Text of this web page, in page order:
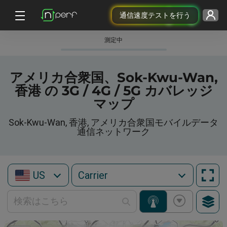
通信速度テストを行う
測定中
アメリカ合衆国、Sok-Kwu-Wan,
香港 の 3G / 4G / 5G カバレッジ
マップ
Sok-Kwu-Wan, 香港, アメリカ合衆国モバイルデータ
通信ネットワーク
US